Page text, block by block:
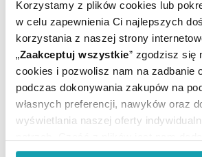
Korzystamy z plików cookies lub
w celu zapewnienia Ci najlepszych
korzystania z naszej strony
„Zaakceptuj wszystkie” zgodzisz się
cookies i pozwolisz nam na zadbanie
podczas dokonywania zakupów na
własnych preferencji, nawyków oraz
wyświetlania naszej oferty
do prawidłowego działania Portalu
Jak wybrać krem lub spray do
Po długiej zimie z niecierpliwością
pierwszych ciepłych dni. Coraz
poprawia nastrój i pozytywnie
jednak nadmierna i niewłaściwa
promieniowanie UV może prowadzić
oparzeń, przyspieszonego starzenia